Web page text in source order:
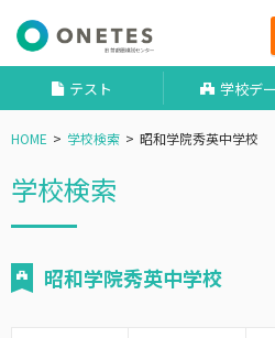
テスト 学校デ
HOME 学校検索 昭和学院秀英中学校
学校検索
昭和学院秀英中学校